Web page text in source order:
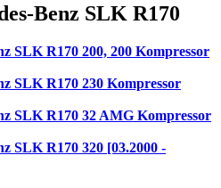
Benz SLK R170
SLK R170 200, 200 Kompressor
SLK R170 230 Kompressor
SLK R170 32 AMG Kompressor
SLK R170 320 [03.2000 -